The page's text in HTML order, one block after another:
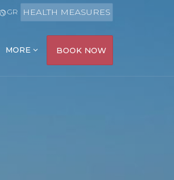
GR HEALTH MEASURES
MORE BOOK NOW